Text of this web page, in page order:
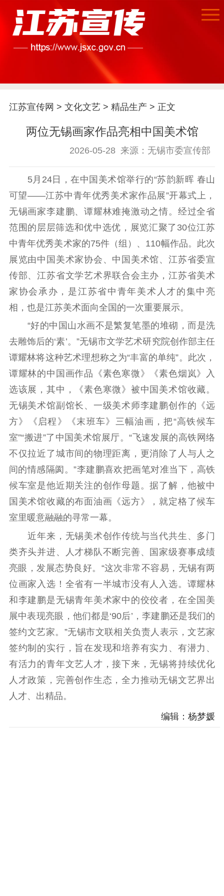
首页
信息公开制度
信息公开指南
工作动态
理论武装
理论学习 宣传宣讲 研究阐释
哲学社科
社科强省 工作通知
成果集萃
江苏文脉
资料下载
新闻宣传
主题宣传 对外宣传
新闻发布
记者之家
品牌栏目
文化文艺
精品生产 文化惠民
文化传承
文化交流
体制改革
文化产业
紫金文化艺术节
品牌活动 紫艺舞台
精神文明
文明创建 文明实践
文明培育
先进典型
社会宣传
思想政治教育 爱国主义教育
全民国防教育
红色资源保护利
用
新闻出版
精品出版 全民阅读
出版监管
扫黄打非
电影工作
电影创作
江苏宣传网 > 文化文艺> 精品生产> 正文
两位无锡画家作品亮相中国美术馆
2026-05-28 来源：无锡市委宣传部
5月24日，在中国美术馆举行的“苏韵新晖 春山
可望——江苏中青年优秀美术家作品展”开幕式上，
无锡画家李建鹏、谭耀林难掩激动之情。经过全省
范围的层层筛选和优中选优，展览汇聚了30位江苏
中青年优秀美术家的75件（组）、110幅作品。此次
展览由中国美术家协会、中国美术馆、江苏省委宣
传部、江苏省文学艺术界联合会主办，江苏省美术
家协会承办，是江苏省中青年美术人才的集中亮
相，也是江苏美术面向全国的一次重要展示。
“好的中国山水画不是繁复笔墨的堆砌，而是洗
去雕饰后的‘素’。”无锡市文学艺术研究院创作部主任
谭耀林将这种艺术理想称之为“丰富的单纯”。此次，
谭耀林的中国画作品《素色寒微》《素色烟岚》入
选该展，其中，《素色寒微》被中国美术馆收藏。
无锡美术馆副馆长、一级美术师李建鹏创作的《远
方》《启程》《末班车》三幅油画，把“高铁候车
室”“搬进”了中国美术馆展厅。“飞速发展的高铁网络
不仅拉近了城市间的物理距离，更消除了人与人之
间的情感隔阂。”李建鹏喜欢把画笔对准当下，高铁
候车室是他近期关注的创作母题。据了解，他被中
国美术馆收藏的布面油画《远方》，就定格了候车
室里暖意融融的寻常一幕。
近年来，无锡美术创作传统与当代共生、多门
类齐头并进、人才梯队不断完善、国家级赛事成绩
亮眼，发展态势良好。“这次非常不容易，无锡有两
位画家入选！全省有一半城市没有人入选。谭耀林
和李建鹏是无锡青年美术家中的佼佼者，在全国美
展中表现亮眼，他们都是‘90后’，李建鹏还是我们的
签约文艺家。”无锡市文联相关负责人表示，文艺家
签约制的实行，旨在发现和培养有实力、有潜力、
有活力的青年文艺人才，接下来，无锡将持续优化
人才政策，完善创作生态，全力推动无锡文艺界出
人才、出精品。
编辑：杨梦媛